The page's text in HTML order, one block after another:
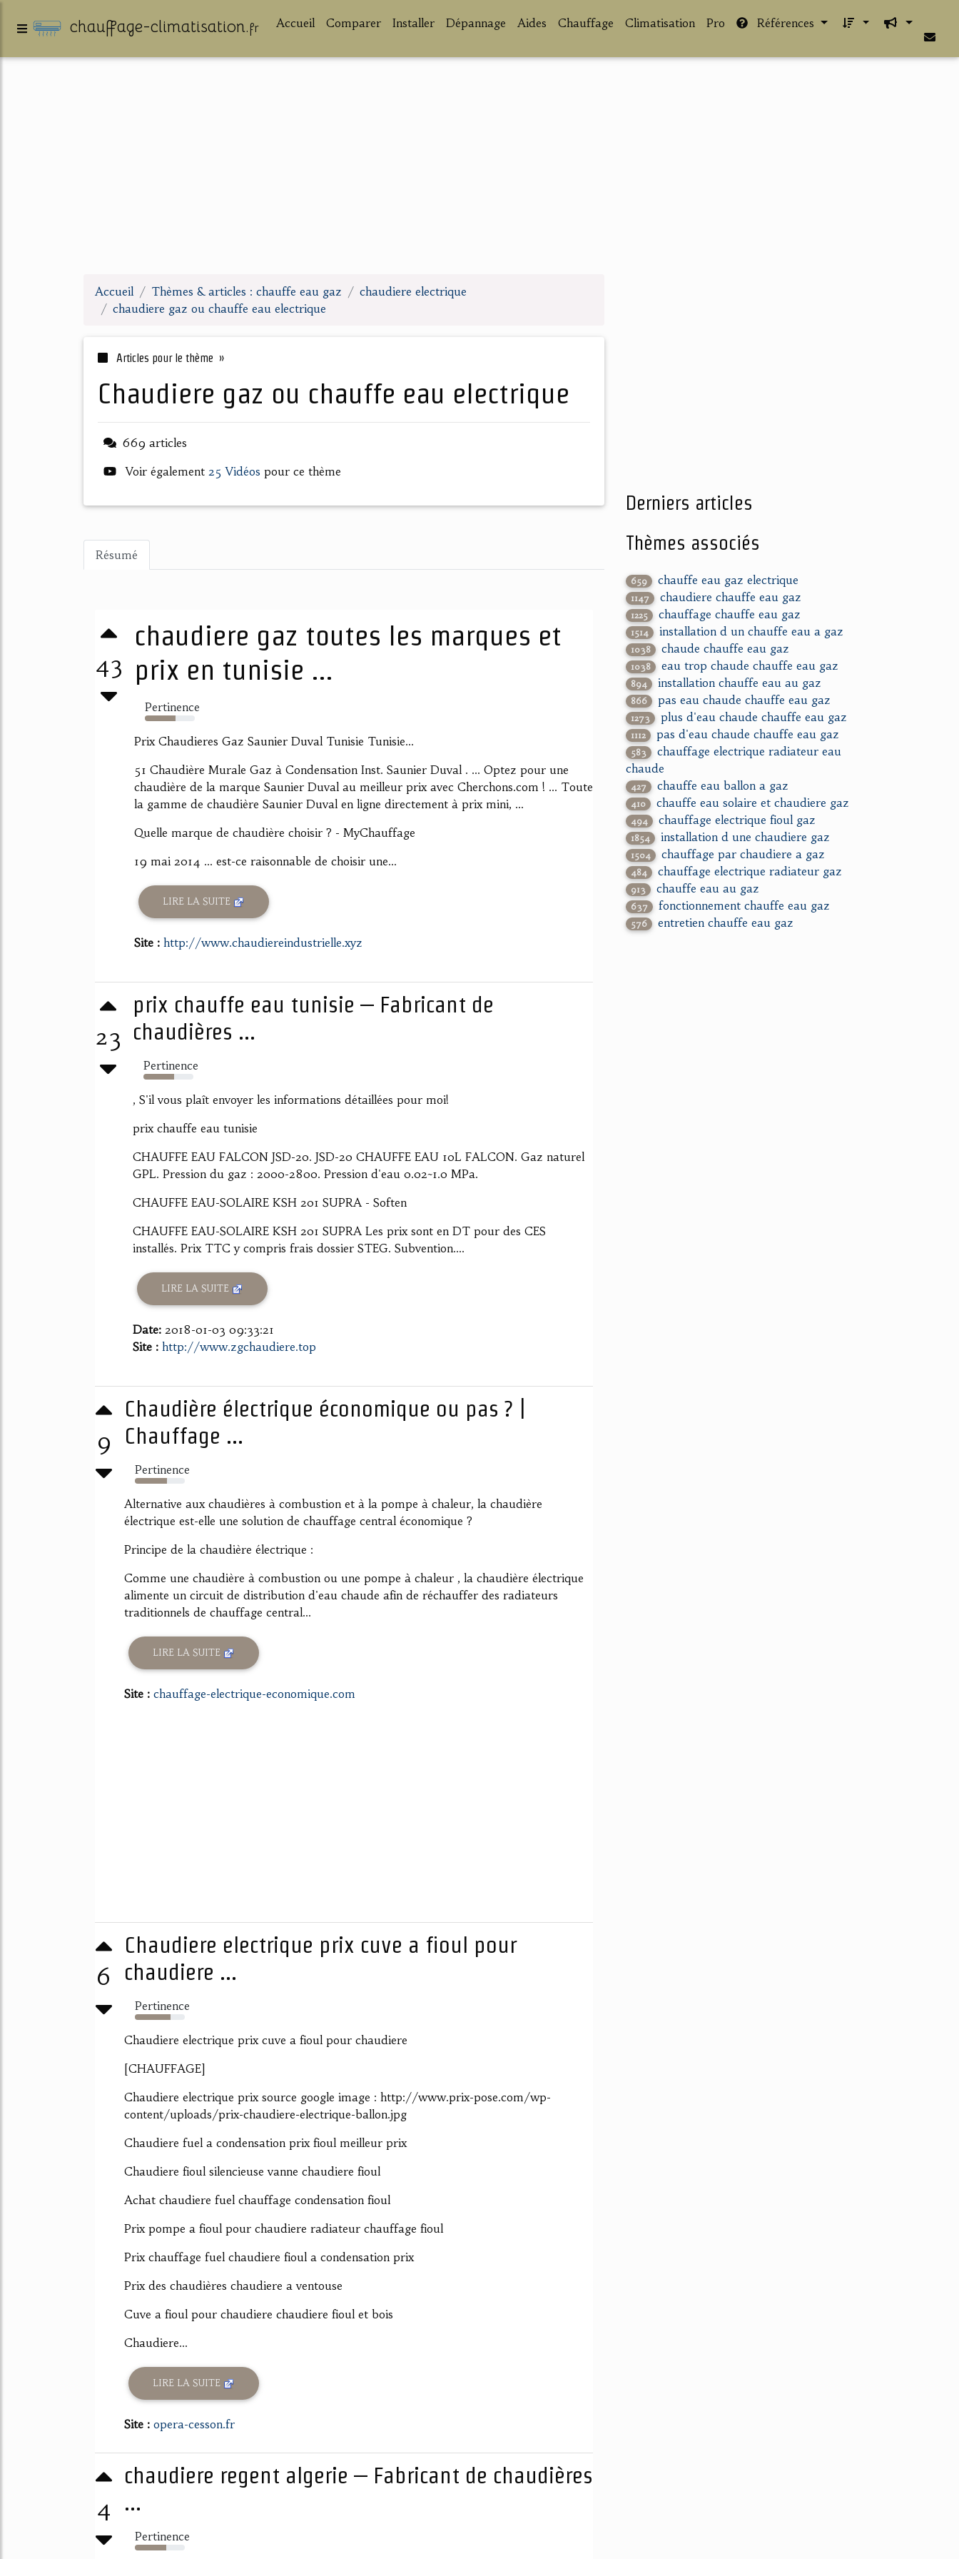
chauffage-climatisation.fr Accueil Comparer Installer Dépannage Aides Chauffage Climatisation Pro Références
Accueil Thèmes & articles : chauffe eau gaz
chaudiere electrique
chaudiere gaz ou chauffe eau electrique
Articles pour le thème »
chaudiere gaz ou chauffe eau electrique
669 articles
Voir également 25 Vidéos pour ce thème
Résumé
43
chaudiere gaz toutes les marques et
prix en tunisie ...
Pertinence
62%
Prix Chaudieres Gaz Saunier Duval Tunisie Tunisie...
51 Chaudière Murale Gaz à Condensation Inst. Saunier Duval . ... Optez pour une
chaudière de la marque Saunier Duval au meilleur prix avec Cherchons.com ! ... Toute
la gamme de chaudière Saunier Duval en ligne directement à prix mini, ...
Quelle marque de chaudière choisir ? - MyChauffage
19 mai 2014 ... est-ce raisonnable de choisir une...
LIRE LA SUITE
Site : http://www.chaudiereindustrielle.xyz
23
prix chauffe eau tunisie – Fabricant de
chaudières ...
Pertinence
61%
, S'il vous plaît envoyer les informations détaillées pour moi!
prix chauffe eau tunisie
CHAUFFE EAU FALCON JSD-20. JSD-20 CHAUFFE EAU 10L FALCON. Gaz naturel
GPL. Pression du gaz : 2000-2800. Pression d'eau 0.02~1.0 MPa.
CHAUFFE EAU-SOLAIRE KSH 201 SUPRA - Soften
CHAUFFE EAU-SOLAIRE KSH 201 SUPRA Les prix sont en DT pour des CES
installés. Prix TTC y compris frais dossier STEG. Subvention....
LIRE LA SUITE
Date: 2018-01-03 09:33:21
Site : http://www.zgchaudiere.top
9
Chaudière électrique économique ou pas ? |
Chauffage ...
Pertinence
64%
Alternative aux chaudières à combustion et à la pompe à chaleur, la chaudière
électrique est-elle une solution de chauffage central économique ?
Principe de la chaudière électrique :
Comme une chaudière à combustion ou une pompe à chaleur , la chaudière électrique
alimente un circuit de distribution d'eau chaude afin de réchauffer des radiateurs
traditionnels de chauffage central...
LIRE LA SUITE
Site : chauffage-electrique-economique.com
6
Chaudiere electrique prix cuve a fioul pour
chaudiere ...
Pertinence
72%
Chaudiere electrique prix cuve a fioul pour chaudiere
[CHAUFFAGE]
Chaudiere electrique prix source google image : http://www.prix-pose.com/wp-
content/uploads/prix-chaudiere-electrique-ballon.jpg
Chaudiere fuel a condensation prix fioul meilleur prix
Chaudiere fioul silencieuse vanne chaudiere fioul
Achat chaudiere fuel chauffage condensation fioul
Prix pompe a fioul pour chaudiere radiateur chauffage fioul
Prix chauffage fuel chaudiere fioul a condensation prix
Prix des chaudières chaudiere a ventouse
Cuve a fioul pour chaudiere chaudiere fioul et bois
Chaudiere...
LIRE LA SUITE
Site : opera-cesson.fr
4
chaudiere regent algerie – Fabricant de chaudières
...
Pertinence
63%
Derniers articles
Thèmes associés
659 chauffe eau gaz electrique
1147 chaudiere chauffe eau gaz
1225 chauffage chauffe eau gaz
1514 installation d un chauffe eau a gaz
1038 chaude chauffe eau gaz
1038 eau trop chaude chauffe eau gaz
894 installation chauffe eau au gaz
866 pas eau chaude chauffe eau gaz
1273 plus d'eau chaude chauffe eau gaz
1112 pas d'eau chaude chauffe eau gaz
583
chauffage electrique radiateur eau
chaude
427 chauffe eau ballon a gaz
410 chauffe eau solaire et chaudiere gaz
494 chauffage electrique fioul gaz
1854 installation d une chaudiere gaz
1504 chauffage par chaudiere a gaz
484 chauffage electrique radiateur gaz
913 chauffe eau au gaz
637 fonctionnement chauffe eau gaz
576 entretien chauffe eau gaz